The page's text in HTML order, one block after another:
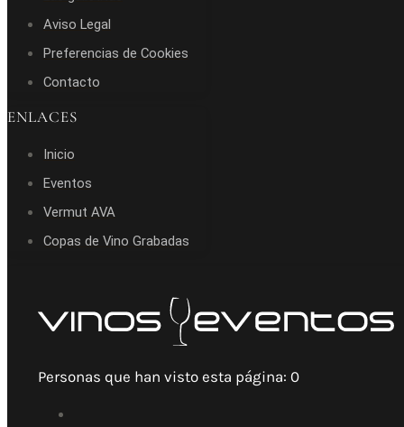
Aviso Legal
Preferencias de Cookies
Contacto
ENLACES
Inicio
Eventos
Vermut AVA
Copas de Vino Grabadas
Personas que han visto esta página: 0